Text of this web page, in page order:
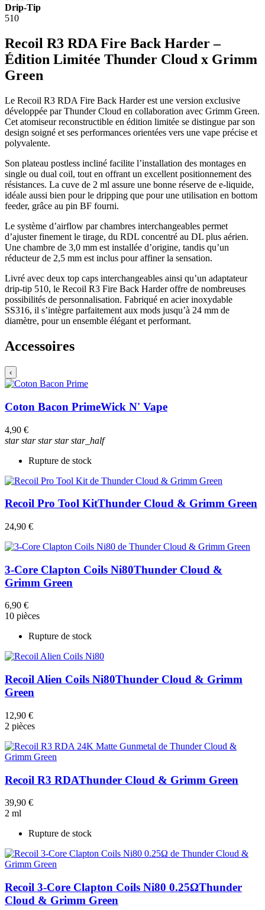
Drip-Tip
510
Recoil R3 RDA Fire Back Harder –
Édition Limitée Thunder Cloud x Grimm
Green
Le Recoil R3 RDA Fire Back Harder est une version exclusive
développée par Thunder Cloud en collaboration avec Grimm Green.
Cet atomiseur reconstructible en édition limitée se distingue par son
design soigné et ses performances orientées vers une vape précise et
polyvalente.
Son plateau postless incliné facilite l’installation des montages en
single ou dual coil, tout en offrant un excellent positionnement des
résistances. La cuve de 2 ml assure une bonne réserve de e-liquide,
idéale aussi bien pour le dripping que pour une utilisation en bottom
feeder, grâce au pin BF fourni.
Le système d’airflow par chambres interchangeables permet
d’ajuster finement le tirage, du RDL concentré au DL plus aérien.
Une chambre de 3,0 mm est installée d’origine, tandis qu’un
réducteur de 2,5 mm est inclus pour affiner la sensation.
Livré avec deux top caps interchangeables ainsi qu’un adaptateur
drip-tip 510, le Recoil R3 Fire Back Harder offre de nombreuses
possibilités de personnalisation. Fabriqué en acier inoxydable
SS316, il s’intègre parfaitement aux mods jusqu’à 24 mm de
diamètre, pour un ensemble élégant et performant.
Accessoires
‹
Coton Bacon PrimeWick N' Vape
4,90 €
starstarstarstarstar_half
Rupture de stock
Recoil Pro Tool KitThunder Cloud & Grimm Green
24,90 €
3-Core Clapton Coils Ni80Thunder Cloud &
Grimm Green
6,90 €
10 pièces
Rupture de stock
Recoil Alien Coils Ni80Thunder Cloud & Grimm
Green
12,90 €
2 pièces
Recoil R3 RDAThunder Cloud & Grimm Green
39,90 €
2 ml
Rupture de stock
Recoil 3-Core Clapton Coils Ni80 0.25ΩThunder
Cloud & Grimm Green